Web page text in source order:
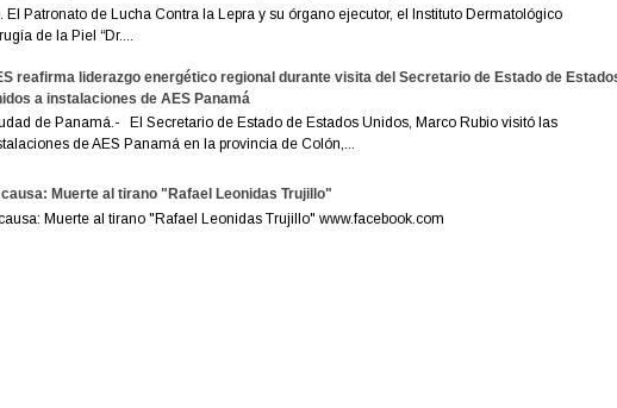
El Patronato de Lucha Contra la Lepra y su órgano ejecutor, el Instituto Dermatológico
de la Piel “Dr....
reafirma liderazgo energético regional durante visita del Secretario de Estado de
a instalaciones de AES Panamá
de Panamá.- El Secretario de Estado de Estados Unidos, Marco Rubio visitó las
de AES Panamá en la provincia de Colón,...
Muerte al tirano "Rafael Leonidas Trujillo"
Muerte al tirano "Rafael Leonidas Trujillo" www.facebook.com